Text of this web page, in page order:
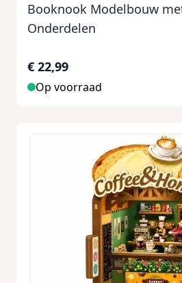
Booknook Modelbouw
Onderdelen
€ 22,99
Op voorraad